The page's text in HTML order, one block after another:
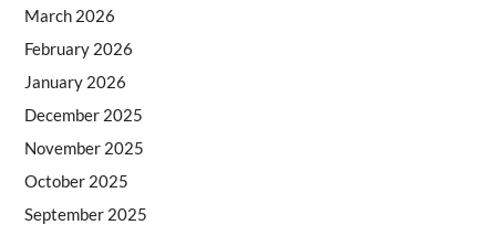
March 2026
February 2026
January 2026
December 2025
November 2025
October 2025
September 2025